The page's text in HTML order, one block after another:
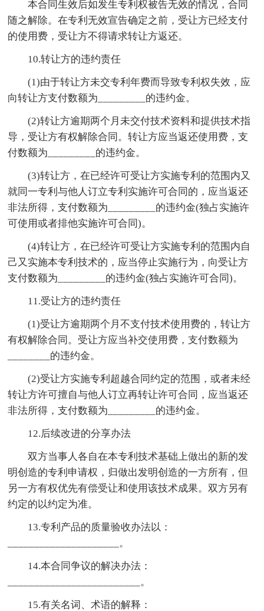
本合同生效后如发生专利权被告无效的情况，合同
随之解除。在专利无效宣告确定之前，受让方已经支付
的使用费，受让方不得请求转让方返还。
10.转让方的违约责任
(1)由于转让方未交专利年费而导致专利权失效，应
向转让方支付数额为_________的违约金。
(2)转让方逾期两个月未交付技术资料和提供技术指
导，受让方有权解除合同。转让方应当返还使用费，支
付数额为_________的违约金。
(3)转让方，在已经许可受让方实施专利的范围内又
就同一专利与他人订立专利实施许可合同的，应当返还
非法所得，支付数额为_________的违约金(独占实施许
可使用或者排他实施许可合同)。
(4)转让方，在已经许可受让方实施专利的范围内自
己又实施本专利技术的，应当停止实施行为，向受让方
支付数额为_________的违约金(独占实施许可合同)。
11.受让方的违约责任
(1)受让方逾期两个月不支付技术使用费的，转让方
有权解除合同。受让方应当补交使用费，支付数额为
________的违约金。
(2)受让方实施专利超越合同约定的范围，或者未经
转让方许可擅自与他人订立再转让许可合同，应当返还
非法所得，支付数额为_________的违约金。
12.后续改进的分享办法
双方当事人各自在本专利技术基础上做出的新的发
明创造的专利申请权，归做出发明创造的一方所有，但
另一方有权优先有偿受让和使用该技术成果。双方另有
约定的以约定为准。
13.专利产品的质量验收办法以：
_____________________。
14.本合同争议的解决办法：
_________________________。
15.有关名词、术语的解释：